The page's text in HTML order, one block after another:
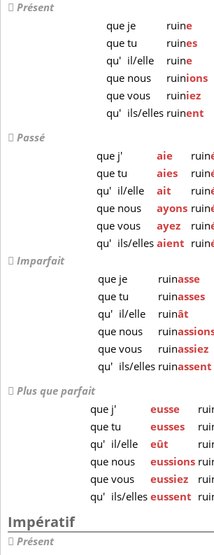
Présent
que je ruine
que tu ruines
qu' il/elle ruine
que nous ruinions
que vous ruiniez
qu' ils/elles ruinent
Passé
que j' aie ruin
quetu aies ruin
qu' il/elle ait ruin
que nous ayons ruin
quevous ayez ruin
qu' ils/ellesaient ruin
Imparfait
que je ruinasse
quetu ruinasses
qu' il/elle ruinât
que nous ruin
quevous ruinassiez
qu' ils/elles ruinassent
Plus que parfait
que j' eusse
que tu eusses
qu' il/elle eût
que nous eussions
que vous eussiez
qu' ils/elles eussent
Impératif
Présent